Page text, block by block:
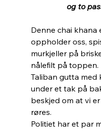
og to
Denne chai khana
oppholder oss,
murkjeller på
nålefilt på toppen.
Taliban gutta med
under et tak på
beskjed om at vi
røres.
Politiet har et par